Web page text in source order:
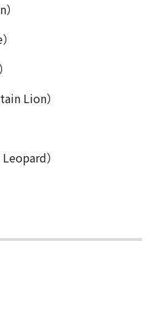
Lion）
）